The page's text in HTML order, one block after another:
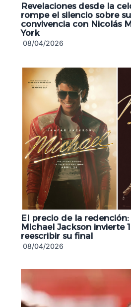
Revelaciones desde la
rompe el silencio sobre
convivencia con Nicolás
York
08/04/2026
El precio de la
Michael Jackson invierte
reescribir su final
08/04/2026